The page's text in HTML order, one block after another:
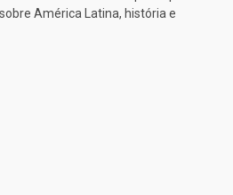
América Latina, história e